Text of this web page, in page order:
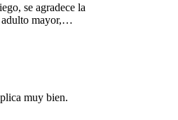
se agradece la
mayor,
brindando un
100%.
muy bien.